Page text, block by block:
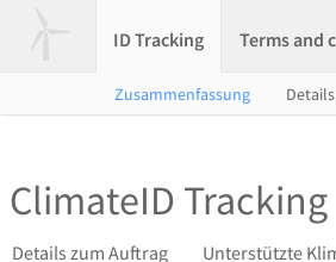
ID Tracking Terms and
Zusammenfassung
ClimateID Tracking
Details zum Auftrag Unterstützte